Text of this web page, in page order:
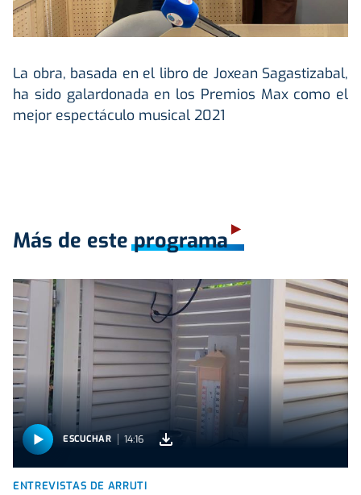
La obra, basada en el libro de Joxean Sagastizabal,
ha sido galardonada en los Premios Max como el
mejor espectáculo musical 2021
Más de este programa
ESCUCHAR 14:16
ENTREVISTAS DE ARRUTI